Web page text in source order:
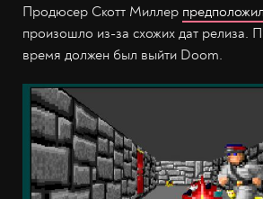
Продюсер Скотт Миллер предположил
произошло из-за схожих дат релиза.
время должен был выйти Doom.